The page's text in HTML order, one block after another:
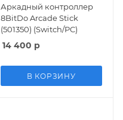
Аркадный контроллер
8BitDo Arcade Stick
(501350) (Switch/PC)
14 400 р
В КОРЗИНУ